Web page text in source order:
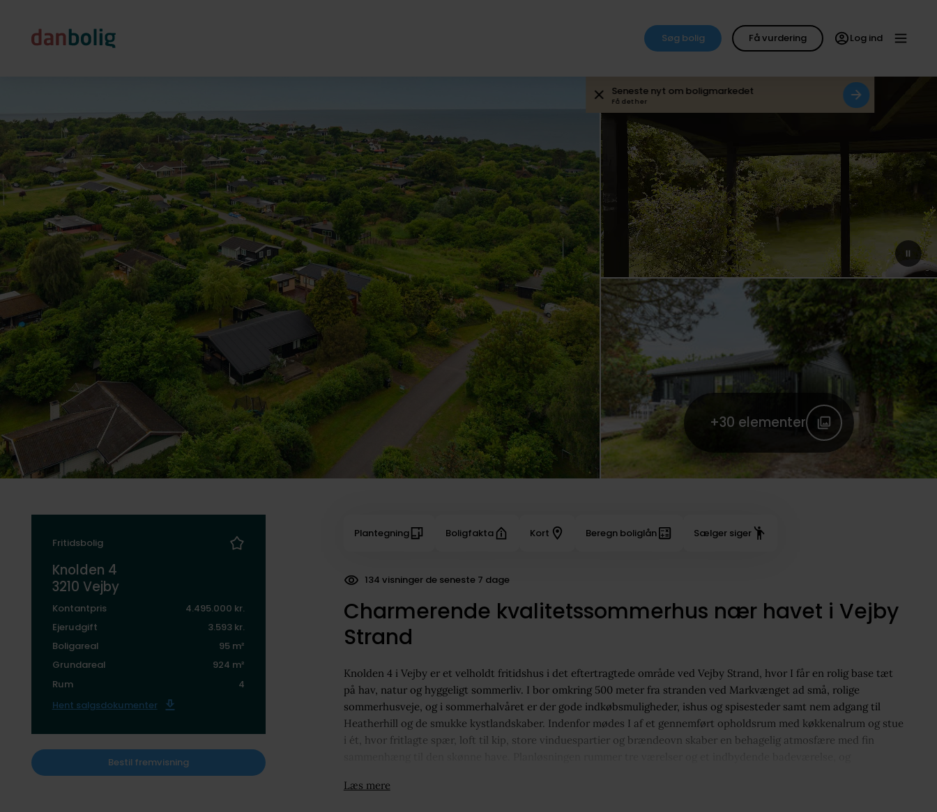
Søg bolig Få vurdering Log ind
Seneste nyt om boligmarkedet
Få det her
+30 elementer
Fritidsbolig
Knolden 4
3210 Vejby
Kontantpris
4.495.000 kr.
Ejerudgift
3.593 kr.
Boligareal
95 m²
Grundareal
924 m²
Rum
4
Hent salgsdokumenter
Bestil fremvisning
Plantegning Boligfakta Kort Beregn boliglån Sælger siger
108 dokumenter downloadet
Charmerende kvalitetssommerhus nær havet i Vejby
Strand
Knolden 4 i Vejby er et velholdt fritidshus i det eftertragtede område ved Vejby Strand, hvor I får en rolig base tæt
på hav, natur og hyggeligt sommerliv. I bor omkring 500 meter fra stranden ved Markvænget ad små, rolige
sommerhusveje, og i sommerhalvåret er der gode indkøbsmuligheder, ishus og spisesteder samt nem adgang til
Heatherhill og de smukke kystlandskaber. Indenfor mødes I af et gennemført opholdsrum med køkkenalrum og stue
i ét, hvor fritlagte spær, loft til kip, store vinduespartier og brændeovn skaber en behagelig atmosfære med fin
og stemning går hånd i hånd.
Læs mere